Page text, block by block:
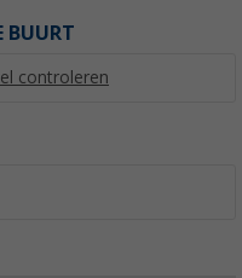
BUURT
controleren